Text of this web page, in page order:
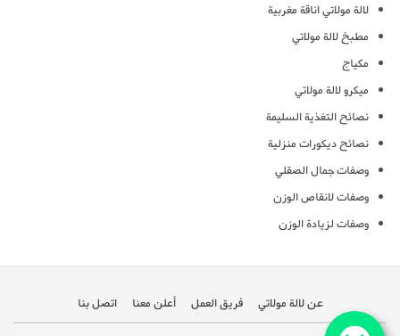
لالة مولاتي اناقة مغربية
مطبخ لالة مولاتي
مكياج
ميكرو لالة مولاتي
نصائح التغذية السليمة
نصائح ديكورات منزلية
وصفات جمال الصقلي
وصفات لانقاص الوزن
وصفات لزيادة الوزن
عن لالة مولاتي فريق العمل أعلن معنا اتصل بنا